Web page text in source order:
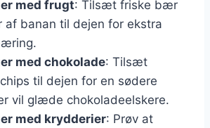
med frugt: Tilsæt friske bær
af banan til dejen for ekstra
med chokolade: Tilsæt
til dejen for en sødere
vil glæde chokoladeelskere.
med krydderier: Prøv at